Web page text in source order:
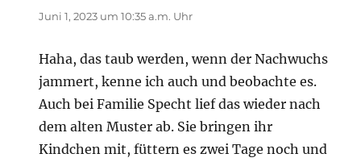
Juni 1, 2023 um 10:35 a.m. Uhr
Haha, das taub werden, wenn der Nachwuchs
jammert, kenne ich auch und beobachte es.
Auch bei Familie Specht lief das wieder nach
dem alten Muster ab. Sie bringen ihr
Kindchen mit, füttern es zwei Tage noch und